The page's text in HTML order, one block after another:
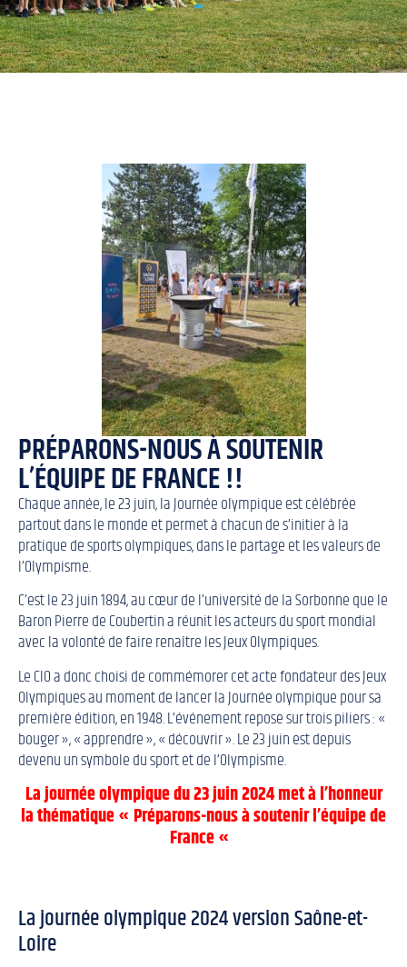
PRÉPARONS-NOUS À SOUTENIR
L’ÉQUIPE DE FRANCE !!
Chaque année, le 23 juin, la Journée olympique est célébrée
partout dans le monde et permet à chacun de s’initier à la
pratique de sports olympiques, dans le partage et les valeurs de
l’Olympisme.
C’est le 23 juin 1894, au cœur de l’université de la Sorbonne que le
Baron Pierre de Coubertin a réunit les acteurs du sport mondial
avec la volonté de faire renaître les Jeux Olympiques.
Le CIO a donc choisi de commémorer cet acte fondateur des Jeux
Olympiques au moment de lancer la Journée olympique pour sa
première édition, en 1948. L’événement repose sur trois piliers : «
bouger », « apprendre », « découvrir ». Le 23 juin est depuis
devenu un symbole du sport et de l’Olympisme.
La journée olympique du 23 juin 2024 met à l’honneur
la thématique « Préparons-nous à soutenir l’équipe de
France «
La journée olympique 2024 version Saône-et-
Loire